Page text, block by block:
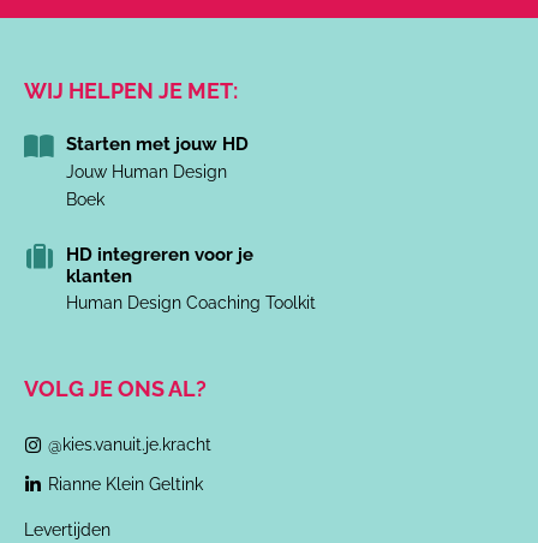
WIJ HELPEN JE MET:
Starten met jouw HD
Jouw Human Design
Boek
HD integreren voor je
klanten
Human Design Coaching Toolkit
VOLG JE ONS AL?
@kies.vanuit.je.kracht
Rianne Klein Geltink
Levertijden